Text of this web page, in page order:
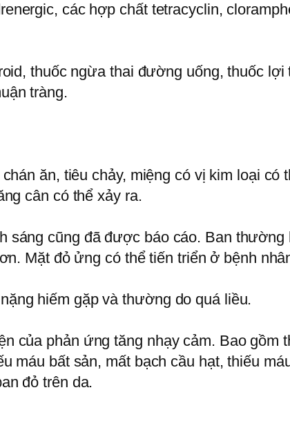
các hợp chất tetracyclin,
thuốc ngừa thai đường uống, thuốc
tràng.
ăn, tiêu chảy, miệng có vị kim loại
cân có thể xảy ra.
sáng cũng đã được báo cáo. Ban
Mặt đỏ ửng có thể tiến triển ở bệnh
hiếm gặp và thường do quá liều.
của phản ứng tăng nhạy cảm. Bao gồm
máu bất sản, mất bạch cầu hạt, thiếu
đỏ trên da.